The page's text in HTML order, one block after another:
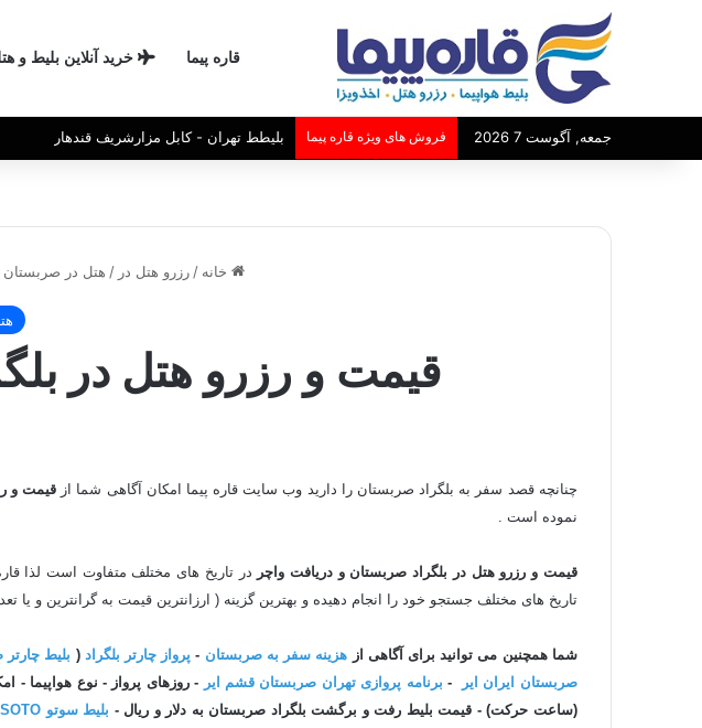
قاره پیما خرید آنلاین بلیط و
جمعه, آگوست 7 2026 فروش های ویژه قاره پیما
بلیط مشهد - کابل و مزارشریف
خانه / رزرو هتل در / هتل در صربستان
قیمت و رزرو هتل در
چنانچه قصد سفر به بلگراد صربستان را دارید وب سایت قاره پیما امکان آگاهی شما از قیمت و
نموده است .
قیمت و رزرو هتل در بلگراد صربستان و دریافت واچر
تاریخ های مختلف جستجو خود را انجام دهیده و بهترین گزینه ( ارزانترین قیمت به گرانترین و
شما همچنین می توانید برای آگاهی از هزینه سفر به صربستان - پرواز چارتر بلگراد ( بلیط
صربستان ایران ایر
- برنامه پروازی تهران صربستان قشم ایر - روزهای پرواز - نوع هواپیما -
(ساعت حرکت) - قیمت بلیط رفت و برگشت بلگراد صربستان به دلار و ریال - بلیط سوتو SOTO بلگراد صربستان ( بلیط دو سر خارجی و پروازهایی که مبدا آنها ایران نمی باشد )